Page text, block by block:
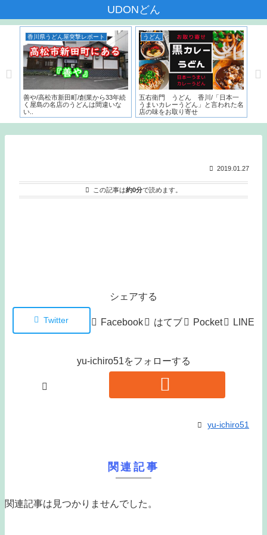
UDONどん
香川県うどん屋突撃レポート
善や/高松市新田町/創業から33年続
く屋島の名店のうどんは間違いな
い..
うどん
五右衛門 うどん 香川/「日本一
うまいカレーうどん」と言われた名
店の味をお取り寄せ
2019.01.27
この記事は約0分で読めます。
シェアする
Twitter Facebook はてブ Pocket LINE
yu-ichiro51をフォローする
yu-ichiro51
関連記事
関連記事は見つかりませんでした。